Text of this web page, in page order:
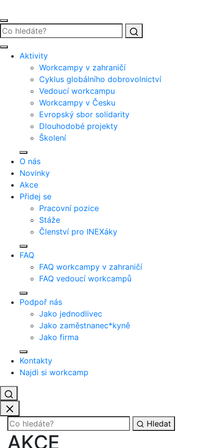
Vyhledat
Aktivity
Workcampy v zahraničí
Cyklus globálního dobrovolnictví
Vedoucí workcampu
Workcampy v Česku
Evropský sbor solidarity
Dlouhodobé projekty
Školení
O nás
Novinky
Akce
Přidej se
Pracovní pozice
Stáže
Členství pro INEXáky
FAQ
FAQ workcampy v zahraničí
FAQ vedoucí workcampů
Podpoř nás
Jako jednodlivec
Jako zaměstnanec*kyně
Jako firma
Kontakty
Najdi si workcamp
Hledat
AKCE